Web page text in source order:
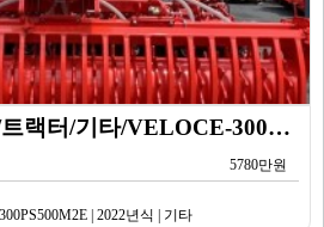
한국페라리트랙터/트랙터/기타/VELOCE-300PS500M2E/2022년식
5780만원
| 2022년식 | 기타